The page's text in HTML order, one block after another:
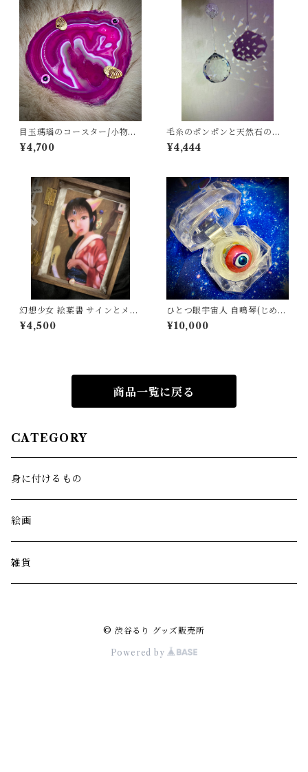
目玉瑪瑙のコースター/小物置
き Agate coaster, small ob
ject holder
¥4,700
毛糸のポンポンと天然石のサ
ンキャッチャー 全四色
¥4,444
幻想少女 絵葉書 サインとメッ
セージ入り 五枚セット Five
postcards of a fantasy girls
¥4,500
ひとつ眼宇宙人 自鳴琴(じめい
きん)玉 (オルゴールボール) 身
長 大 One-eyed Alien Mus
¥10,000
商品一覧に戻る
CATEGORY
身に付けるもの
絵画
雑貨
© 渋谷るり グッズ販売所
Powered by